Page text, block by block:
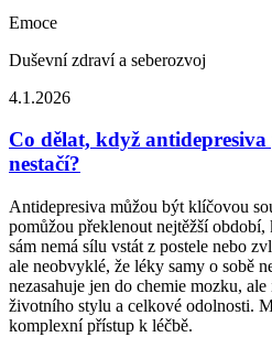
Emoce
Duševní zdraví a seberozvoj
4.1.2026
Co dělat, když antidepresiva
nestačí?
Antidepresiva můžou být klíčovou
pomůžou překlenout nejtěžší
sám nemá sílu vstát z postele nebo
ale neobvyklé, že léky samy o sobě
nezasahuje jen do chemie mozku,
životního stylu a celkové odolnosti.
komplexní přístup k léčbě.